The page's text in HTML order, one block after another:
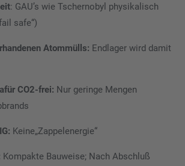
: GAU’s wie Tschernobyl physikalisch
safe“)
Atommülls: Endlager wird damit
CO2-frei: Nur geringe Mengen
Keine„Zappelenergie“
Kompakte Bauweise; Nach Abschluß